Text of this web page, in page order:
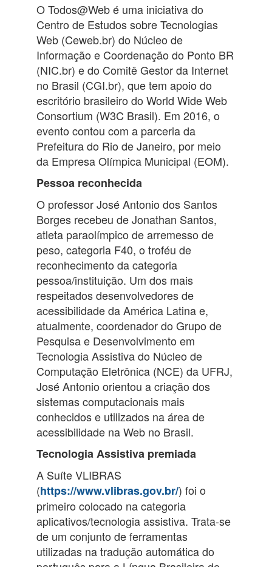
O Todos@Web é uma iniciativa do
Centro de Estudos sobre Tecnologias
Web (Ceweb.br) do Núcleo de
Informação e Coordenação do Ponto BR
(NIC.br) e do Comitê Gestor da Internet
no Brasil (CGI.br), que tem apoio do
escritório brasileiro do World Wide Web
Consortium (W3C Brasil). Em 2016, o
evento contou com a parceria da
Prefeitura do Rio de Janeiro, por meio
da Empresa Olímpica Municipal (EOM).
Pessoa reconhecida
O professor José Antonio dos Santos
Borges recebeu de Jonathan Santos,
atleta paraolímpico de arremesso de
peso, categoria F40, o troféu de
reconhecimento da categoria
pessoa/instituição. Um dos mais
respeitados desenvolvedores de
acessibilidade da América Latina e,
atualmente, coordenador do Grupo de
Pesquisa e Desenvolvimento em
Tecnologia Assistiva do Núcleo de
Computação Eletrônica (NCE) da UFRJ,
José Antonio orientou a criação dos
sistemas computacionais mais
conhecidos e utilizados na área de
acessibilidade na Web no Brasil.
Tecnologia Assistiva premiada
A Suíte VLIBRAS
(https://www.vlibras.gov.br/) foi o
primeiro colocado na categoria
aplicativos/tecnologia assistiva. Trata-se
de um conjunto de ferramentas
utilizadas na tradução automática do